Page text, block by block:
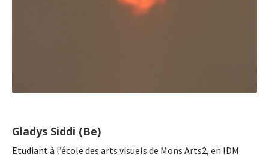
Gladys Siddi (Be)
Etudiant à l’école des arts visuels de Mons Arts2, en IDM